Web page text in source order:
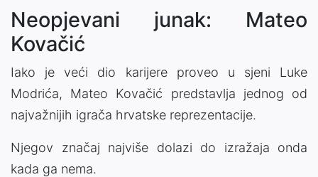
Neopjevani junak: Mateo
Kovačić
Iako je veći dio karijere proveo u sjeni Luke
Modrića, Mateo Kovačić predstavlja jednog od
najvažnijih igrača hrvatske reprezentacije.
Njegov značaj najviše dolazi do izražaja onda
kada ga nema.